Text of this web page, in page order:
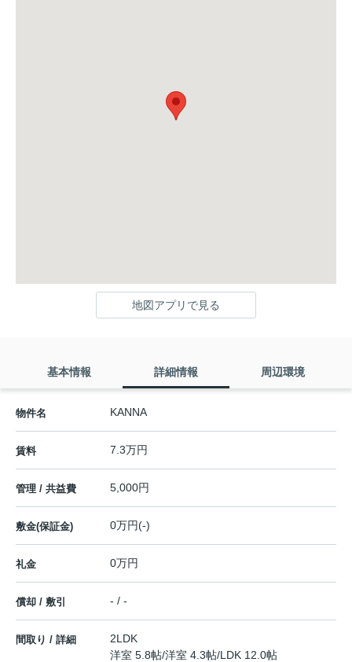
地図アプリで見る
基本情報 詳細情報 周辺環境
物件名 KANNA
賃料 7.3万円
管理 / 共益費 5,000円
敷金(保証金) 0万円(-)
礼金 0万円
償却 / 敷引 - / -
間取り / 詳細
2LDK
洋室 5.8帖/洋室 4.3帖/LDK 12.0帖